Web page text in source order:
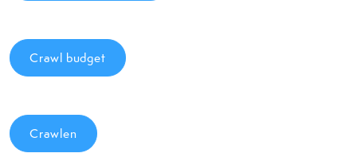
Crawl budget
Crawlen